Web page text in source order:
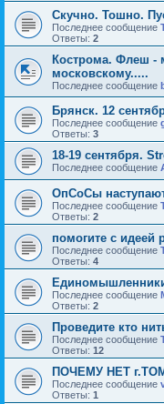
Скучно. Тошно.
Последнее сообщение
Ответы: 2
Кострома. Флеш -
московскому.....
Последнее сообщение
Брянск. 12
Последнее сообщение
Ответы: 3
18-19 сентября.
Последнее сообщение
ОпСоСы
Последнее сообщение
Ответы: 2
помогите с идеей
Последнее сообщение
Ответы: 4
Последнее сообщение
Ответы: 2
Проведите кто
Последнее сообщение
Ответы: 12
ПОЧЕМУ НЕТ
Последнее сообщение
Ответы: 1